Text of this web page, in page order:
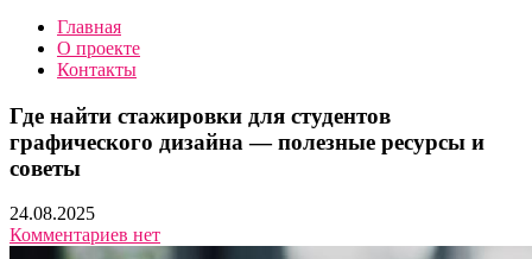
ПрофГид Онлайн
советы экспертов
Главная
О проекте
Контакты
Где найти стажировки для студентов
графического дизайна — полезные ресурсы и
советы
24.08.2025
Комментариев нет